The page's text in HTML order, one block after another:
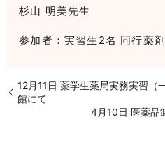
杉山 明美先生
参加者：実習生2名 同行薬剤
12月11日 薬学生薬局実務実習
館にて
4月10日 医薬品